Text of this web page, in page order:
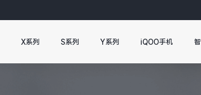
X系列 S系列 Y系列 iQOO手机